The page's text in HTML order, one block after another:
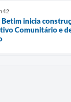
inicia
Comunitário e